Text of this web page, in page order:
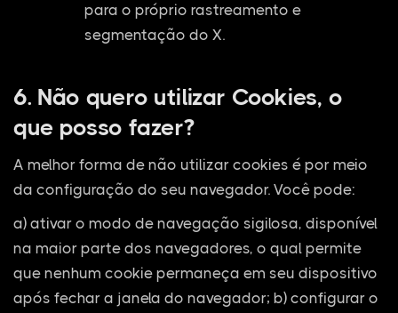
para o próprio rastreamento e
segmentação do X.
6. Não quero utilizar Cookies, o
que posso fazer?
A melhor forma de não utilizar cookies é por meio
da configuração do seu navegador. Você pode:
a) ativar o modo de navegação sigilosa, disponível
na maior parte dos navegadores, o qual permite
que nenhum cookie permaneça em seu dispositivo
após fechar a janela do navegador; b) configurar o